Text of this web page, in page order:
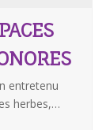
entretenu
herbes,…